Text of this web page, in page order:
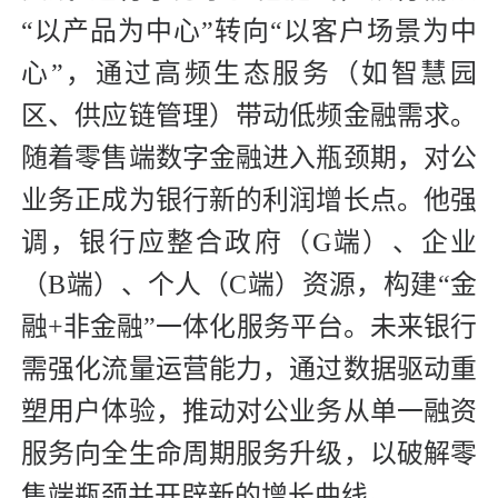
“以产品为中心”转向“以客户场景为中
心”，通过高频生态服务（如智慧园
区、供应链管理）带动低频金融需求。
随着零售端数字金融进入瓶颈期，对公
业务正成为银行新的利润增长点。他强
调，银行应整合政府（G端）、企业
（B端）、个人（C端）资源，构建“金
融+非金融”一体化服务平台。未来银行
需强化流量运营能力，通过数据驱动重
塑用户体验，推动对公业务从单一融资
服务向全生命周期服务升级，以破解零